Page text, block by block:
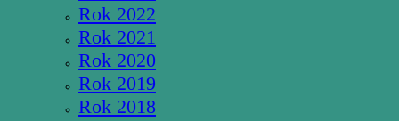
Rok 2022
Rok 2021
Rok 2020
Rok 2019
Rok 2018